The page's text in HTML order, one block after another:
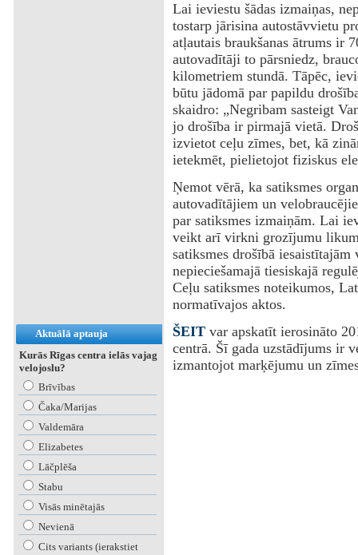
Aktuālā aptauja
Kurās Rīgas centra ielās vajag
velojoslu?
Brīvības
Čaka/Marijas
Valdemāra
Elizabetes
Lāčplēša
Stabu
Visās minētajās
Nevienā
Cits variants (ierakstiet
Lai ieviestu šādas izmaiņas,
tostarp jārisina autostāvvietu
atļautais braukšanas ātrums ir
autovadītāji to pārsniedz,
kilometriem stundā. Tāpēc,
būtu jādomā par papildu
skaidro: „Negribam sasteigt
jo drošība ir pirmajā vietā.
izvietot ceļu zīmes, bet, kā
ietekmēt, pielietojot fiziskus
Ņemot vērā, ka satiksmes
autovadītājiem un
par satiksmes izmaiņām. Lai
veikt arī virkni grozījumu
satiksmes drošībā
nepieciešamajā tiesiskajā
Ceļu satiksmes noteikumos,
normatīvajos aktos.
ŠEITvar apskatīt ierosināto
centrā. Šī gada uzstādījums ir
izmantojot marķējumu un